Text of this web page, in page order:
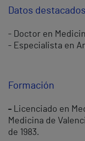
Datos destacados
- Doctor en
- Especialista en
Formación
- Licenciado en
Medicina de
de 1983.